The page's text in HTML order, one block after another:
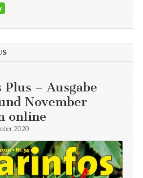
Plus – Ausgabe
November
online
2020